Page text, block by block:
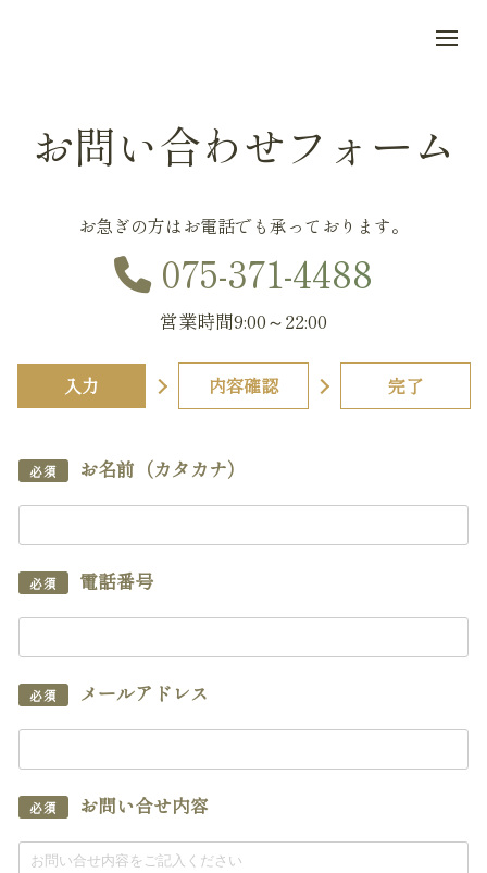
お問い合わせフォーム
お急ぎの方はお電話でも承っております。
075-371-4488
営業時間9:00～22:00
入力 内容確認 完了
必須 お名前（カタカナ）
必須 電話番号
必須 メールアドレス
必須 お問い合せ内容